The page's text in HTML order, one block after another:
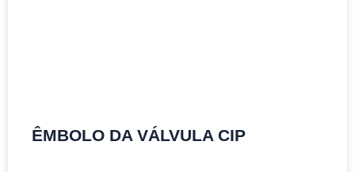
ÊMBOLO DA VÁLVULA CIP